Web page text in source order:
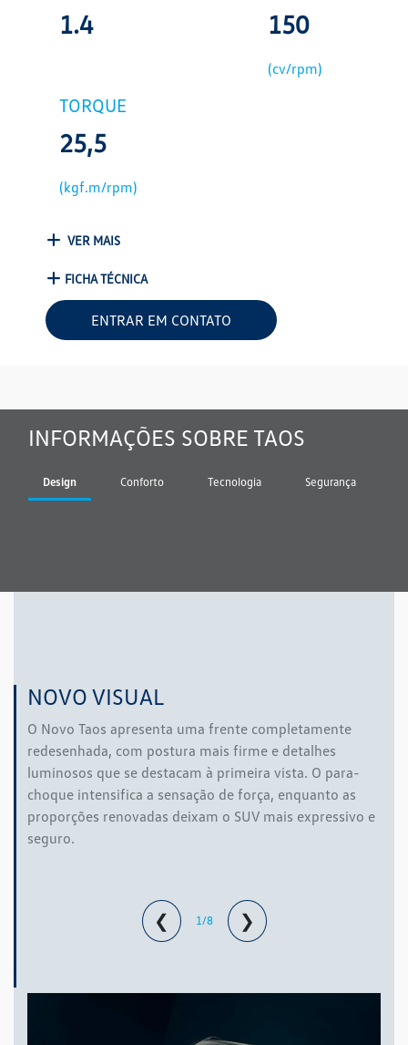
1.4 150
(cv/rpm)
TORQUE
25,5
(kgf.m/rpm)
VER MAIS
FICHA TÉCNICA
ENTRAR EM CONTATO
INFORMAÇÕES SOBRE TAOS
Design Conforto Tecnologia Segurança
NOVO VISUAL
O Novo Taos apresenta uma frente completamente
redesenhada, com postura mais firme e detalhes
luminosos que se destacam à primeira vista. O para-
choque intensifica a sensação de força, enquanto as
proporções renovadas deixam o SUV mais expressivo e
seguro.
❮ 1/8 ❯